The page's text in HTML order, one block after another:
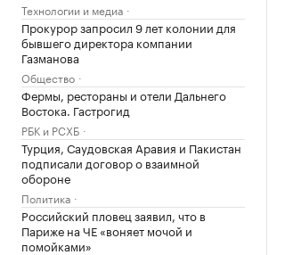
Технологии и медиа
Прокурор запросил 9 лет колонии для
бывшего директора компании
Газманова
Общество
Фермы, рестораны и отели Дальнего
Востока. Гастрогид
РБК и РСХБ
Турция, Саудовская Аравия и Пакистан
подписали договор о взаимной
обороне
Политика
Российский пловец заявил, что в
Париже на ЧЕ «воняет мочой и
помойками»